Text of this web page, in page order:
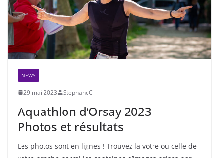
NEWS
29 mai 2023 StephaneC
Aquathlon d’Orsay 2023 –
Photos et résultats
Les photos sont en lignes ! Trouvez la votre ou celle de